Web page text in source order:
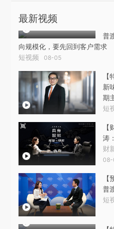
最新视频
普
向规模化，要先回到客户需求
短视频 08-05
新
期
短
涛
财
普
短